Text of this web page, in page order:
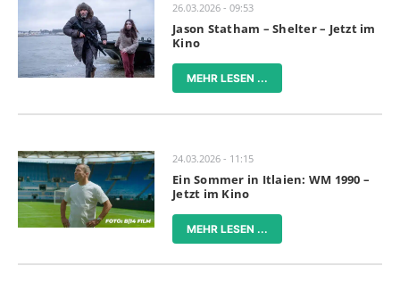
26.03.2026 - 09:53
Jason Statham – Shelter – Jetzt im
Kino
MEHR LESEN ...
24.03.2026 - 11:15
Ein Sommer in Itlaien: WM 1990 –
Jetzt im Kino
MEHR LESEN ...